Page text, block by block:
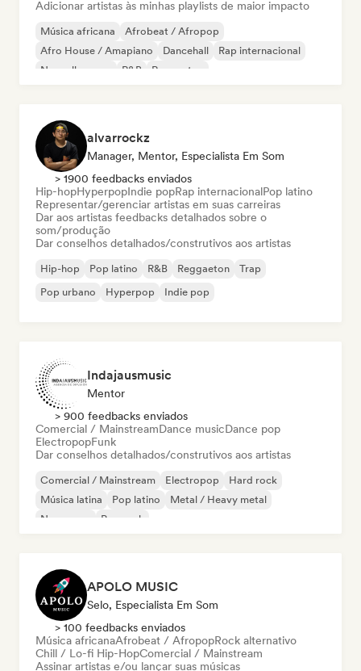
Adicionar artistas às minhas playlists de maior impacto
Música africana
Afrobeat / Afropop
Afro House / Amapiano
Dancehall
Rap internacional
Nouvelle scene
R&B Reggaeton
alvarrockz
Manager, Mentor, Especialista Em Som
> 1900 feedbacks enviados
Hip-hopHyperpopIndie popRap internacionalPop latino
Representar/gerenciar artistas em suas carreiras
Dar aos artistas feedbacks detalhados sobre o
som/produção
Dar conselhos detalhados/construtivos aos artistas
Hip-hop Pop latino R&B Reggaeton
Trap
Pop urbano
Hyperpop Indie pop
Indajausmusic
Mentor
> 900 feedbacks enviados
Comercial / MainstreamDance musicDance pop
ElectropopFunk
Dar conselhos detalhados/construtivos aos artistas
Comercial / Mainstream Electropop
Hard rock
Música latina
Pop latino
Metal / Heavy metal
New wave
Pop rock
APOLO MUSIC
Selo, Especialista Em Som
> 100 feedbacks enviados
Música africanaAfrobeat / AfropopRock alternativo
Chill / Lo-fi Hip-HopComercial / Mainstream
Assinar artistas e/ou lançar suas músicas